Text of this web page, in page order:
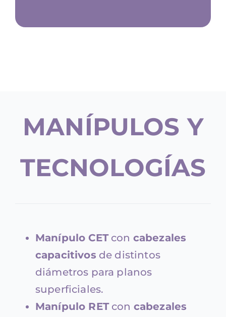
MANÍPULOS Y
TECNOLOGÍAS
Manípulo CETcon cabezales
capacitivos de distintos
diámetros para planos
superficiales.
Manípulo RETcon cabezales